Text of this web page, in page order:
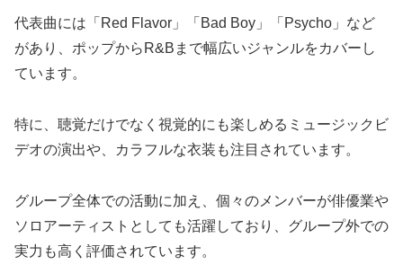
代表曲には「Red Flavor」「Bad Boy」「Psycho」など
があり、ポップからR&Bまで幅広いジャンルをカバーし
ています。
特に、聴覚だけでなく視覚的にも楽しめるミュージックビ
デオの演出や、カラフルな衣装も注目されています。
グループ全体での活動に加え、個々のメンバーが俳優業や
ソロアーティストとしても活躍しており、グループ外での
実力も高く評価されています。